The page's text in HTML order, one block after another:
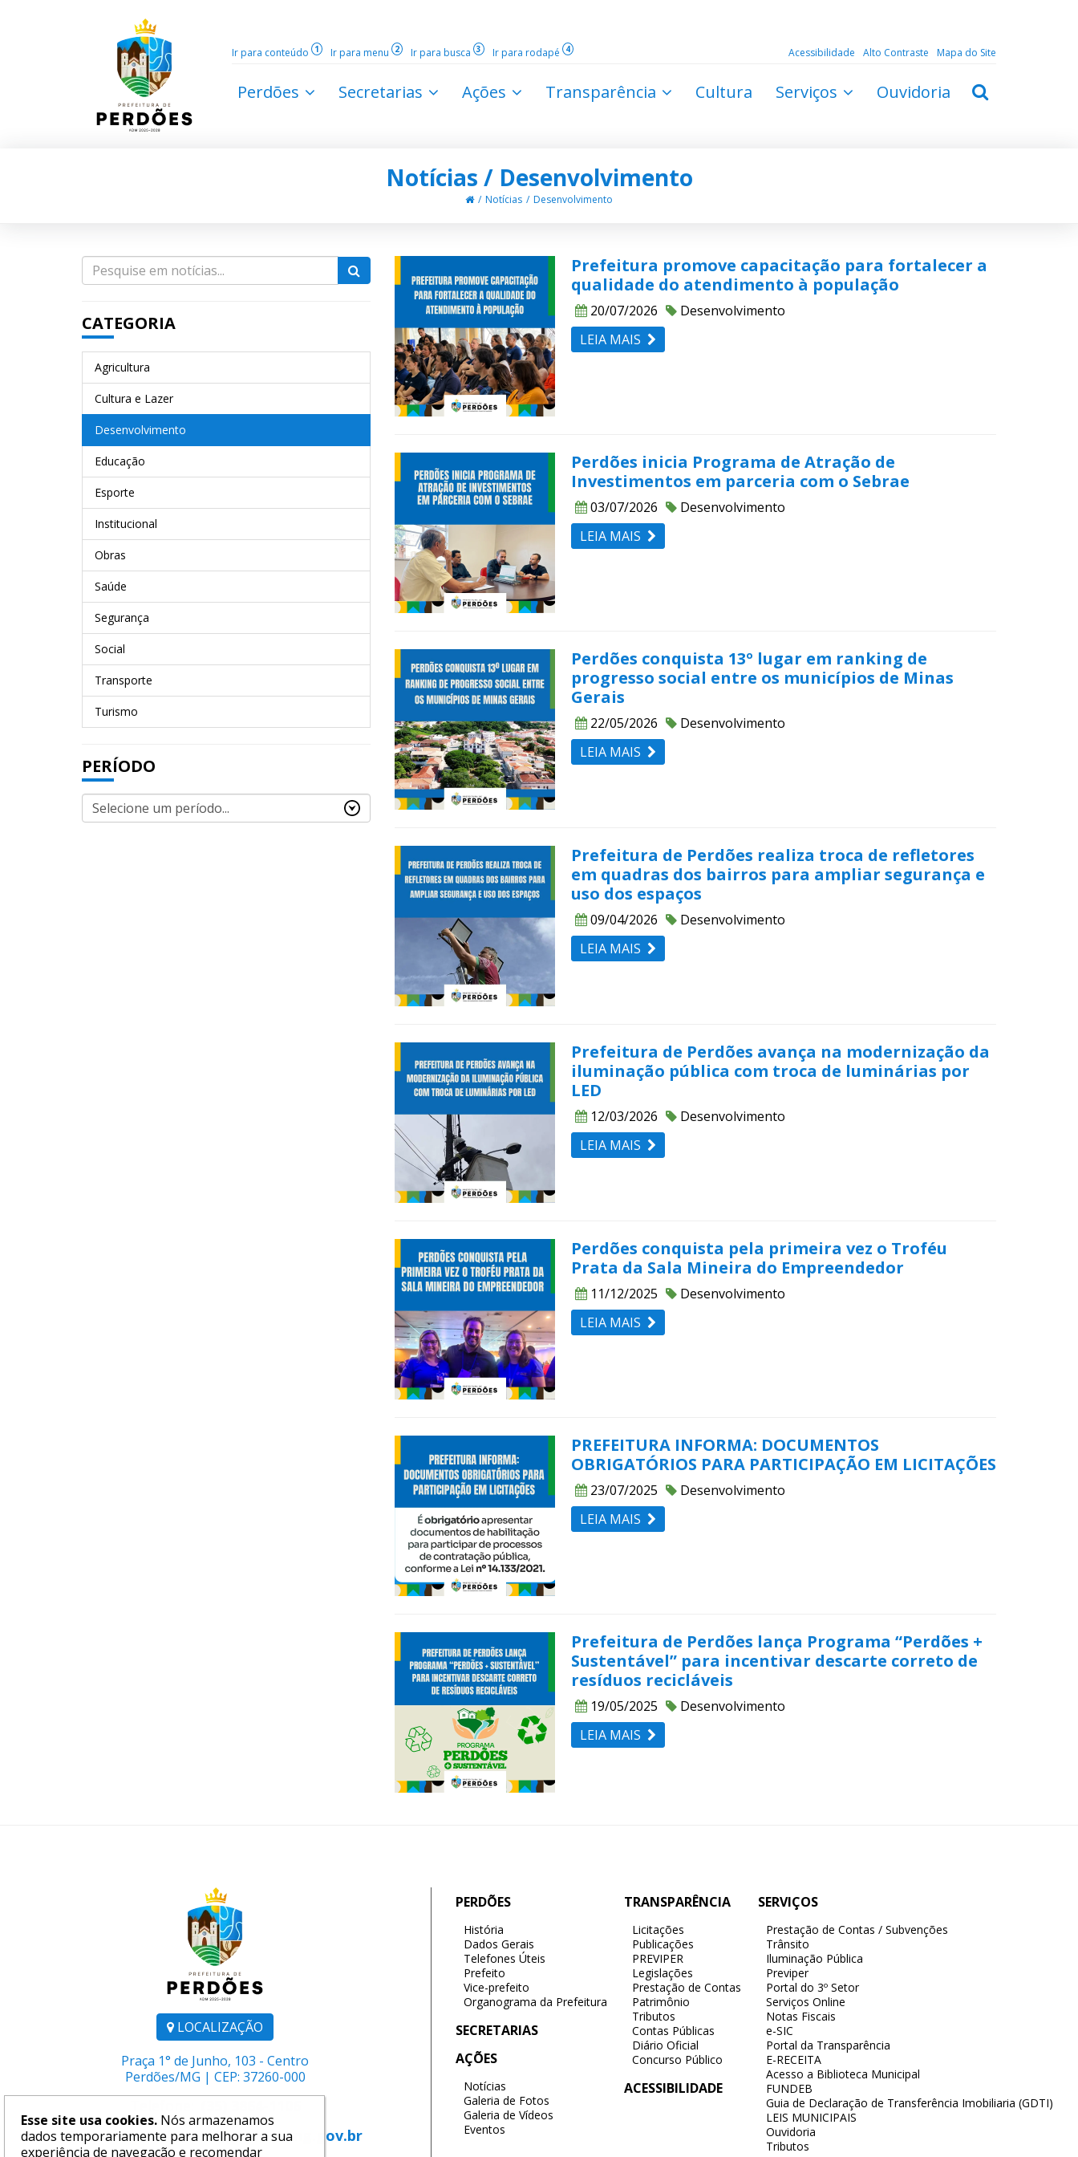
Ir para conteúdo 1 Ir para menu 2 Ir para busca 3 Ir para rodapé 4 Acessibilidade Alto Contraste Mapa do Site
Perdões Secretarias Ações Transparência Cultura Serviços Ouvidoria
Notícias / Desenvolvimento
Notícias Desenvolvimento
CATEGORIA
Agricultura
Cultura e Lazer
Desenvolvimento
Educação
Esporte
Institucional
Obras
Saúde
Segurança
Social
Transporte
Turismo
PERÍODO
Prefeitura promove capacitação para fortalecer a
qualidade do atendimento à população
20/07/2026
Desenvolvimento
LEIA MAIS
Perdões inicia Programa de Atração de
Investimentos em parceria com o Sebrae
03/07/2026
Desenvolvimento
LEIA MAIS
Perdões conquista 13º lugar em ranking de
progresso social entre os municípios de Minas
Gerais
22/05/2026
Desenvolvimento
LEIA MAIS
Prefeitura de Perdões realiza troca de refletores
em quadras dos bairros para ampliar segurança e
uso dos espaços
09/04/2026
Desenvolvimento
LEIA MAIS
Prefeitura de Perdões avança na modernização da
iluminação pública com troca de luminárias por
LED
12/03/2026
Desenvolvimento
LEIA MAIS
Perdões conquista pela primeira vez o Troféu
Prata da Sala Mineira do Empreendedor
11/12/2025
Desenvolvimento
LEIA MAIS
PREFEITURA INFORMA: DOCUMENTOS
OBRIGATÓRIOS PARA PARTICIPAÇÃO EM LICITAÇÕES
23/07/2025
Desenvolvimento
LEIA MAIS
Prefeitura de Perdões lança Programa “Perdões +
Sustentável” para incentivar descarte correto de
resíduos recicláveis
19/05/2025
Desenvolvimento
LEIA MAIS
LOCALIZAÇÃO
Praça 1° de Junho, 103 - Centro
Perdões/MG | CEP: 37260-000
E-mail: comunicacao@perdoes.mg.gov.br
PERDÕES
História
Dados Gerais
Telefones Úteis
Prefeito
Vice-prefeito
Organograma da Prefeitura
SECRETARIAS
AÇÕES
Notícias
Galeria de Fotos
Galeria de Vídeos
Eventos
TRANSPARÊNCIA
Licitações
Publicações
PREVIPER
Legislações
Prestação de Contas
Patrimônio
Tributos
Contas Públicas
Diário Oficial
Concurso Público
ACESSIBILIDADE
SERVIÇOS
Prestação de Contas / Subvenções
Trânsito
Iluminação Pública
Previper
Portal do 3º Setor
Serviços Online
Notas Fiscais
e-SIC
Portal da Transparência
E-RECEITA
Acesso a Biblioteca Municipal
FUNDEB
Guia de Declaração de Transferência Imobiliaria (GDTI)
LEIS MUNICIPAIS
Ouvidoria
Tributos
Esse site usa cookies. Nós armazenamos
dados temporariamente para melhorar a sua
experiência de navegação e recomendar